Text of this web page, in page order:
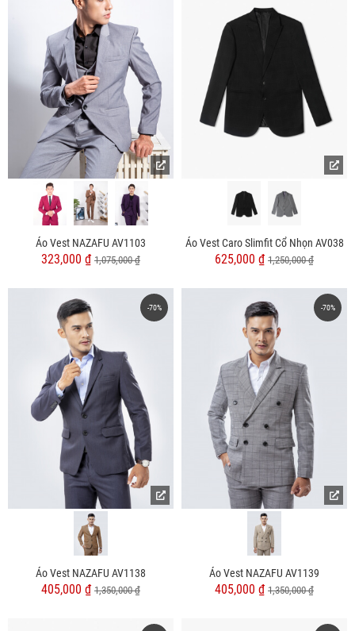
Áo Vest NAZAFU AV1103
323,000 ₫ 1,075,000 ₫
Áo Vest Caro Slimfit Cổ Nhọn AV038
625,000 ₫ 1,250,000 ₫
-70%
Áo Vest NAZAFU AV1138
405,000 ₫ 1,350,000 ₫
-70%
Áo Vest NAZAFU AV1139
405,000 ₫ 1,350,000 ₫